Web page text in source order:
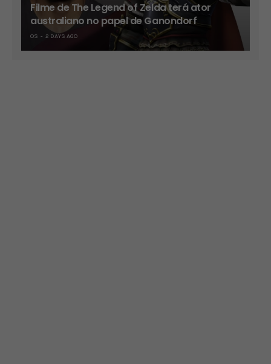
Filme de The Legend of Zelda terá ator
australiano no papel de Ganondorf
OS 2 DAYS AGO